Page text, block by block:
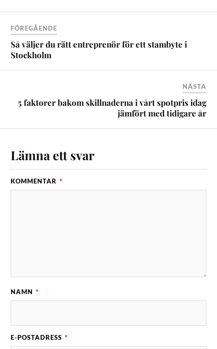
FÖREGÅENDE
Så väljer du rätt entreprenör för ett stambyte i
Stockholm
NÄSTA
5 faktorer bakom skillnaderna i vårt spotpris idag
jämfört med tidigare år
Lämna ett svar
KOMMENTAR *
NAMN *
E-POSTADRESS *